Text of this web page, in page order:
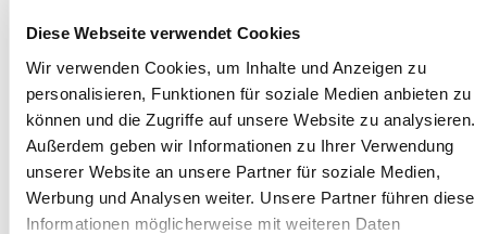
Diese Webseite verwendet Cookies
Wir verwenden Cookies, um Inhalte und Anzeigen zu
personalisieren, Funktionen für soziale Medien anbieten zu
können und die Zugriffe auf unsere Website zu analysieren.
Außerdem geben wir Informationen zu Ihrer Verwendung
unserer Website an unsere Partner für soziale Medien,
Werbung und Analysen weiter. Unsere Partner führen diese
Informationen möglicherweise mit weiteren Daten
Typ *
Adresszeile 1 *